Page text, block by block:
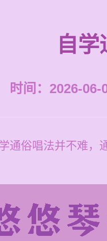
自
时间：2026-06-
通俗唱法并不难，